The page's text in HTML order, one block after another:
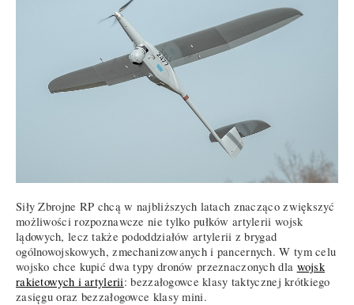
Siły Zbrojne RP chcą w najbliższych latach znacząco zwiększyć
możliwości rozpoznawcze nie tylko pułków artylerii wojsk
lądowych, lecz także pododdziałów artylerii z brygad
ogólnowojskowych, zmechanizowanych i pancernych. W tym celu
wojsko chce kupić dwa typy dronów przeznaczonych dla wojsk
rakietowych i artylerii: bezzałogowce klasy taktycznej krótkiego
zasięgu oraz bezzałogowce klasy mini.